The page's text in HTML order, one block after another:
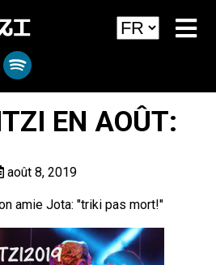
EN AOÛT:
août 8, 2019
amie Jota: "triki pas mort!"